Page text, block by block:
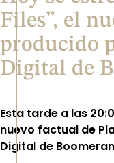
Files”, el
producido
Digital de
Esta tarde a las
nuevo factual de
Digital de